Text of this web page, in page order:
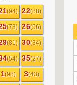
(94) 22(88)
(73) 26(56)
(81) 30(34)
(54) 35(27)
1(98) 3(43)